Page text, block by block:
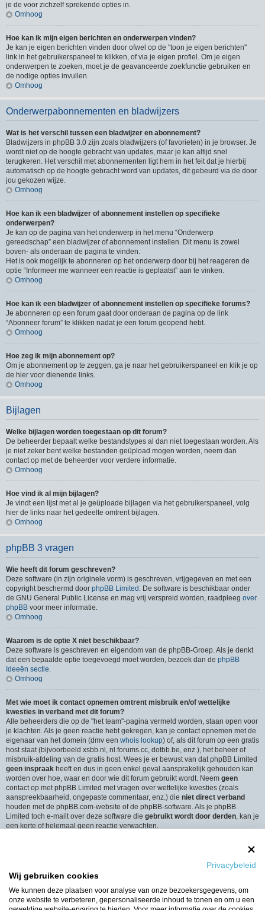
je de voor zichzelf sprekende opties in.
Omhoog
Hoe kan ik mijn eigen berichten en onderwerpen vinden?
Je kan je eigen berichten vinden door ofwel op de "toon je eigen berichten"
link in het gebruikerspaneel te klikken, of via je eigen profiel. Om je eigen
onderwerpen te zoeken, moet je de geavanceerde zoekfunctie gebruiken en
de nodige opties invullen.
Omhoog
Onderwerpabonnementen en bladwijzers
Wat is het verschil tussen een bladwijzer en abonnement?
Bladwijzers in phpBB 3.0 zijn zoals bladwijzers (of favorieten) in je browser. Je
wordt niet op de hoogte gebracht van updates, maar je kan altijd snel
terugkeren. Het verschil met abonnementen ligt hem in het feit dat je hierbij
automatisch op de hoogte gebracht word van updates, dit gebeurd via de door
jou gekozen wijze.
Omhoog
Hoe kan ik een bladwijzer of abonnement instellen op specifieke
onderwerpen?
Je kan op de pagina van het onderwerp in het menu “Onderwerp
gereedschap” een bladwijzer of abonnement instellen. Dit menu is zowel
boven- als onderaan de pagina te vinden.
Het is ook mogelijk te abonneren op het onderwerp door bij het reageren de
optie “Informeer me wanneer een reactie is geplaatst” aan te vinken.
Omhoog
Hoe kan ik een bladwijzer of abonnement instellen op specifieke forums?
Je abonneren op een forum gaat door onderaan de pagina op de link
“Abonneer forum” te klikken nadat je een forum geopend hebt.
Omhoog
Hoe zeg ik mijn abonnement op?
Om je abonnement op te zeggen, ga je naar het gebruikerspaneel en klik je op
de hier voor dienende links.
Omhoog
Bijlagen
Welke bijlagen worden toegestaan op dit forum?
De beheerder bepaalt welke bestandstypes al dan niet toegestaan worden. Als
je niet zeker bent welke bestanden geüpload mogen worden, neem dan
contact op met de beheerder voor verdere informatie.
Omhoog
Hoe vind ik al mijn bijlagen?
Je vindt een lijst met al je geüploade bijlagen via het gebruikerspaneel, volg
hier de links naar het gedeelte omtrent bijlagen.
Omhoog
phpBB 3 vragen
Wie heeft dit forum geschreven?
Deze software (in zijn originele vorm) is geschreven, vrijgegeven en met een
copyright beschermd door phpBB Limited . De software is beschikbaar onder
de GNU General Public License en mag vrij verspreid worden, raadpleeg over
phpBB voor meer informatie.
Omhoog
Waarom is de optie X niet beschikbaar?
Deze software is geschreven en eigendom van de phpBB-Groep. Als je denkt
dat een bepaalde optie toegevoegd moet worden, bezoek dan de phpBB
Ideeën sectie.
Omhoog
Met wie moet ik contact opnemen omtrent misbruik en/of wettelijke
kwesties in verband met dit forum?
Alle beheerders die op de "het team"-pagina vermeld worden, staan open voor
je klachten. Als je geen reactie hebt gekregen, kan je contact opnemen met de
eigenaar van het domein (dmv een whois lookup) of, als dit forum op een gratis
host staat (bijvoorbeeld xsbb.nl, nl.forums.cc, dotbb.be, enz.), het beheer of
misbruik-afdeling van de gratis host. Wees je er bewust van dat phpBB Limited
geen inspraak heeft en dus in geen enkel geval aansprakelijk gehouden kan
worden over hoe, waar en door wie dit forum gebruikt wordt. Neem geen
contact op met phpBB Limited met vragen over wettelijke kwesties (zoals
aanspreekbaarheid, ongepaste commentaar, enz.) die niet direct verband
houden met de phpBB.com-website of de phpBB-software. Als je phpBB
Limited toch e-mailt over deze software die gebruikt wordt door derden, kan je
een korte of helemaal geen reactie verwachten.
Alle gebruikers van het forum kunnen gebruik maken van het “Contact”-
formulier, als de optie is ingeschakeld door de beheerders.
Leden van het forum kunnen ook gebruik maken van de “Het Team”-link.
Omhoog
Privacybeleid
Wij gebruiken cookies
We kunnen deze plaatsen voor analyse van onze bezoekersgegevens, om
onze website te verbeteren, gepersonaliseerde inhoud te tonen en om u een